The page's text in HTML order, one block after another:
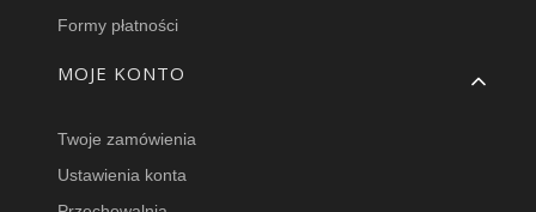
Formy płatności
MOJE KONTO
Twoje zamówienia
Ustawienia konta